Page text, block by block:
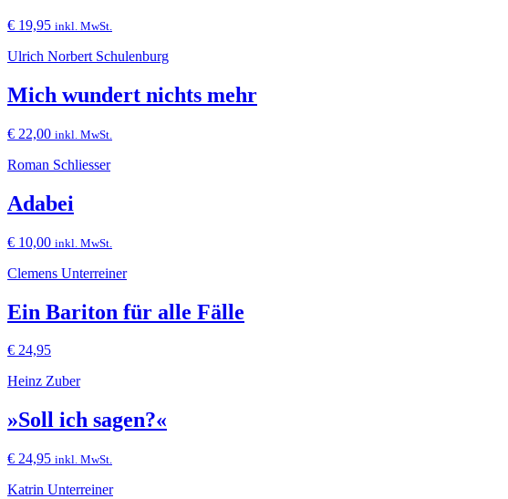
€ 19,95 inkl. MwSt.
Ulrich Norbert Schulenburg
Mich wundert nichts mehr
€ 22,00 inkl. MwSt.
Roman Schliesser
Adabei
€ 10,00 inkl. MwSt.
Clemens Unterreiner
Ein Bariton für alle Fälle
€ 24,95
Heinz Zuber
»Soll ich sagen?«
€ 24,95 inkl. MwSt.
Katrin Unterreiner